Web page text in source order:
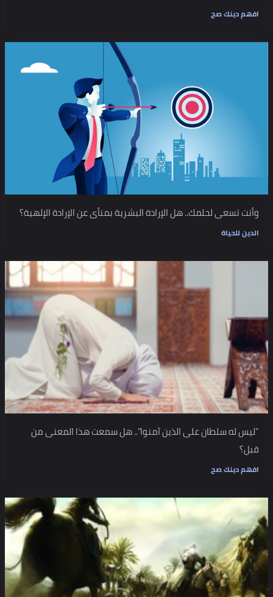
افهم دينك صح
وأنت تسعى لحلمك.. هل الإرادة البشرية بمنأى عن الإرادة الإلهية؟
الدين للحياة
"ليس له سلطان على الذين آمنوا".. هل سمعت هذا المعنى من
قبل؟
افهم دينك صح